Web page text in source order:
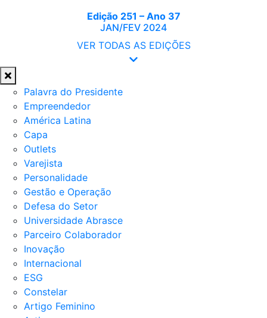
Edição 251 – Ano 37
JAN/FEV 2024
VER TODAS AS EDIÇÕES
Palavra do Presidente
Empreendedor
América Latina
Capa
Outlets
Varejista
Personalidade
Gestão e Operação
Defesa do Setor
Universidade Abrasce
Parceiro Colaborador
Inovação
Internacional
ESG
Constelar
Artigo Feminino